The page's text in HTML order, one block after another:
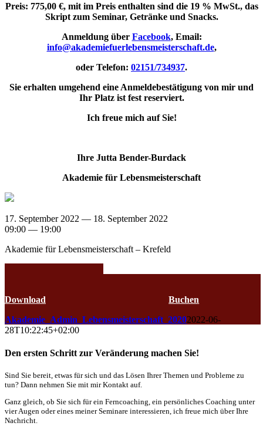
Preis: 775,00 €, mit im Preis enthalten sind die 19 % MwSt., das
Skript zum Seminar, Getränke und Snacks.
Anmeldung über Facebook, Email:
info@akademiefuerlebensmeisterschaft.de,
oder Telefon: 02151/734937.
Sie erhalten umgehend eine Anmeldebestätigung von mir und
Ihr Platz ist fest reserviert.
Ich freue mich auf Sie!
Ihre Jutta Bender-Burdack
Akademie für Lebensmeisterschaft
17. September 2022 — 18. September 2022
09:00 — 19:00
Akademie für Lebensmeisterschaft – Krefeld
Download
Buchen
Akademie_Admin_Lebensmeisterschaft_20202022-06-
28T10:22:45+02:00
Den ersten Schritt zur Veränderung machen Sie!
Sind Sie bereit, etwas für sich und das Lösen Ihrer Themen und Probleme zu
tun? Dann nehmen Sie mit mir Kontakt auf.
Ganz gleich, ob Sie sich für ein Ferncoaching, ein persönliches Coaching unter
vier Augen oder eines meiner Seminare interessieren, ich freue mich über Ihre
Nachricht.